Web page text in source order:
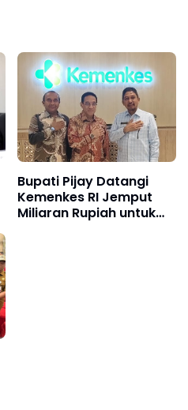
Bupati Pijay Datangi
Kemenkes RI Jemput
Miliaran Rupiah untuk